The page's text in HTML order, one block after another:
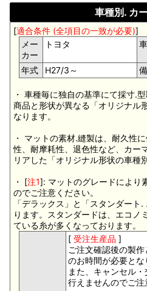
車種別. カ
[適合条件 (全項目の一致が必要)]
メー
カー
トヨタ
年式
H27/3～
・ 車種毎に独自の基準にて採寸.
商品と形状が異なる「オリジナル
なります。
・ マットの素材.縫製は、耐久性
性、耐摩耗性、退色性など、カー
リアした「オリジナル形状の車種
・ [注1]: マットのグレードにより
のでご注意ください。
「デラックス」と「スタンダー
ります。スタンダードは、エコノ
ている糸が多くなっております。
[ 受注生産品 ]
ご注文確認後の製
のお時間が必要とな
また、キャンセル
行えませんのでご注